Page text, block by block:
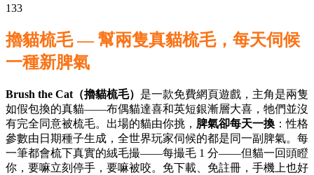
133
擼貓梳毛 — 幫兩隻真貓梳毛，每天伺候
一種新脾氣
Brush the Cat（擼貓梳毛） 是一款免費網頁遊戲，主角是兩隻
如假包換的真貓——布偶貓達喜和英短銀漸層大喜，牠們並沒
有完全同意被梳毛。出場的貓由你挑， 脾氣卻每天一換 ：性格
參數由日期種子生成，全世界玩家伺候的都是同一副脾氣。每
一筆都會梳下真實的絨毛撮——每撮毛 1 分——但貓一回頭瞪
你，要嘛立刻停手，要嘛被咬。免下載、免註冊，手機上也好